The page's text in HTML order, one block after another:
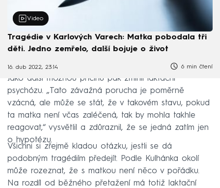
Video
Tragédie v Karlových Varech: Matka pobodala tři
děti. Jedno zemřelo, další bojuje o život
16. dub 2022, 23:14 6 min čtení
Jako další možnou příčinu pak zmínil laktační
psychózu. „Tato závažná porucha je poměrně
vzácná, ale může se stát, že v takovém stavu, pokud
ta matka není včas zaléčená, tak by mohla takhle
reagovat,“ vysvětlil a zdůraznil, že se jedná zatím jen
o hypotézu.
Všichni si zřejmě kladou otázku, jestli se dá
podobným tragédiím předejít. Podle Kulhánka okolí
může rozeznat, že s matkou není něco v pořádku.
Na rozdíl od běžného přetažení má totiž laktační